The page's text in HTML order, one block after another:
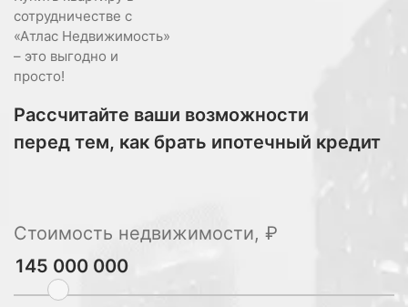
сотрудничестве с
«Атлас Недвижимость»
– это выгодно и
просто!
Рассчитайте ваши возможности
перед тем, как брать ипотечный кредит
Стоимость недвижимости, ₽